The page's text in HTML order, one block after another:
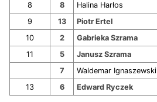
8
8 Halina Harłos
9
13 Piotr Ertel
10
2 Gabrieka Szrama
11
5 Janusz Szrama
7
Waldemar Ignaszewski
13
6 Edward Ryczek